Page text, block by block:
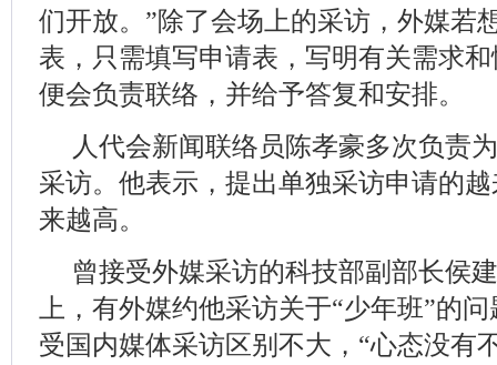
们开放。”除了会场上的采访，外媒若
表，只需填写申请表，写明有关需求
便会负责联络，并给予答复和安排。
人代会新闻联络员陈孝豪多次负责
采访。他表示，提出单独采访申请的
来越高。
曾接受外媒采访的科技部副部长侯
上，有外媒约他采访关于“少年班”的
受国内媒体采访区别不大，“心态没有